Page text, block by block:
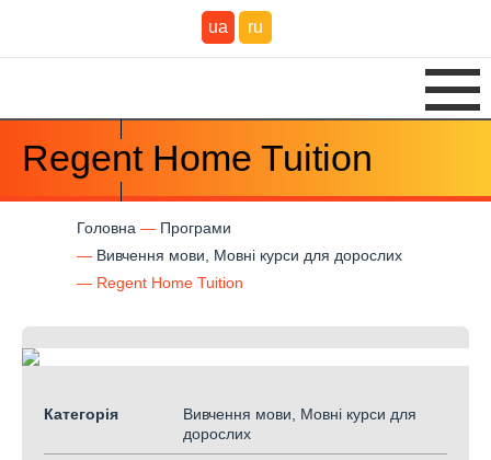
ua ru
Regent Home Tuition
Головна
Програми
Вивчення мови, Мовні курси для дорослих
Regent Home Tuition
Категорія
Вивчення мови, Мовні курси для
дорослих